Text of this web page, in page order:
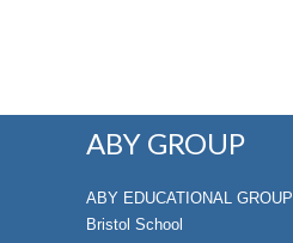
ABY GROUP
ABY EDUCATIONAL GROUP
Bristol School